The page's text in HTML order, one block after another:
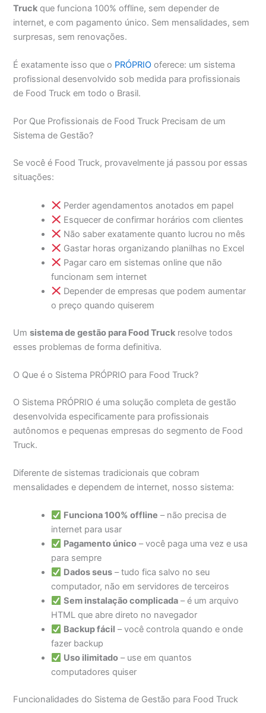
Truck que funciona 100% offline, sem depender de
internet, e com pagamento único. Sem mensalidades, sem
surpresas, sem renovações.
É exatamente isso que o PRÓPRIO oferece: um sistema
profissional desenvolvido sob medida para profissionais
de Food Truck em todo o Brasil.
Por Que Profissionais de Food Truck Precisam de um
Sistema de Gestão?
Se você é Food Truck, provavelmente já passou por essas
situações:
Perder agendamentos anotados em papel
Esquecer de confirmar horários com clientes
Não saber exatamente quanto lucrou no mês
Gastar horas organizando planilhas no Excel
Pagar caro em sistemas online que não
funcionam sem internet
Depender de empresas que podem aumentar
o preço quando quiserem
Umsistema de gestão para Food Truck resolve todos
esses problemas de forma definitiva.
O Que é o Sistema PRÓPRIO para Food Truck?
O Sistema PRÓPRIO é uma solução completa de gestão
desenvolvida especificamente para profissionais
autônomos e pequenas empresas do segmento de Food
Truck.
Diferente de sistemas tradicionais que cobram
mensalidades e dependem de internet, nosso sistema:
Funciona 100% offline – não precisa de
internet para usar
Pagamento único– você paga uma vez e usa
para sempre
Dados seus– tudo fica salvo no seu
computador, não em servidores de terceiros
Sem instalação complicada– é um arquivo
HTML que abre direto no navegador
Backup fácil – você controla quando e onde
fazer backup
Uso ilimitado– use em quantos
computadores quiser
Funcionalidades do Sistema de Gestão para Food Truck